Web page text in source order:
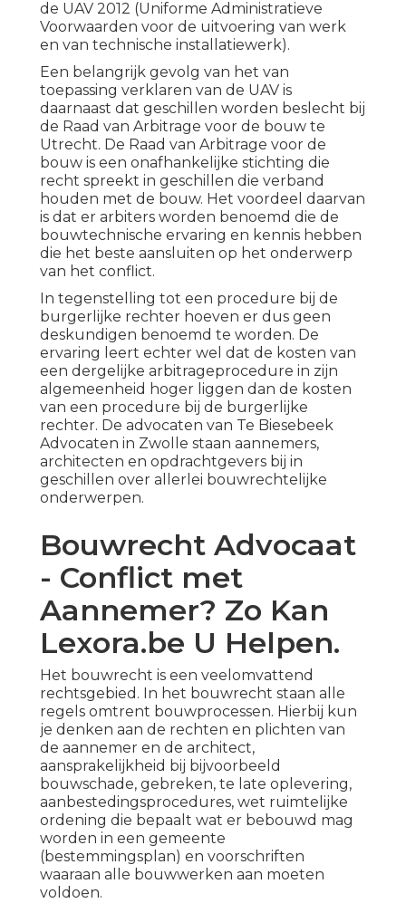
de UAV 2012 (Uniforme Administratieve
Voorwaarden voor de uitvoering van werk
en van technische installatiewerk).
Een belangrijk gevolg van het van
toepassing verklaren van de UAV is
daarnaast dat geschillen worden beslecht bij
de Raad van Arbitrage voor de bouw te
Utrecht. De Raad van Arbitrage voor de
bouw is een onafhankelijke stichting die
recht spreekt in geschillen die verband
houden met de bouw. Het voordeel daarvan
is dat er arbiters worden benoemd die de
bouwtechnische ervaring en kennis hebben
die het beste aansluiten op het onderwerp
van het conflict.
In tegenstelling tot een procedure bij de
burgerlijke rechter hoeven er dus geen
deskundigen benoemd te worden. De
ervaring leert echter wel dat de kosten van
een dergelijke arbitrageprocedure in zijn
algemeenheid hoger liggen dan de kosten
van een procedure bij de burgerlijke
rechter. De advocaten van Te Biesebeek
Advocaten in Zwolle staan aannemers,
architecten en opdrachtgevers bij in
geschillen over allerlei bouwrechtelijke
onderwerpen.
Bouwrecht Advocaat
- Conflict met
Aannemer? Zo Kan
Lexora.be U Helpen.
Het bouwrecht is een veelomvattend
rechtsgebied. In het bouwrecht staan alle
regels omtrent bouwprocessen. Hierbij kun
je denken aan de rechten en plichten van
de aannemer en de architect,
aansprakelijkheid bij bijvoorbeeld
bouwschade, gebreken, te late oplevering,
aanbestedingsprocedures, wet ruimtelijke
ordening die bepaalt wat er bebouwd mag
worden in een gemeente
(bestemmingsplan) en voorschriften
waaraan alle bouwwerken aan moeten
voldoen.